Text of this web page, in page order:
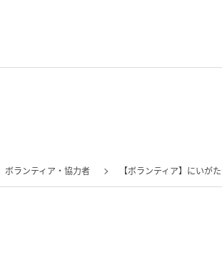
ボランティア・協力者 【ボランティア】にいが